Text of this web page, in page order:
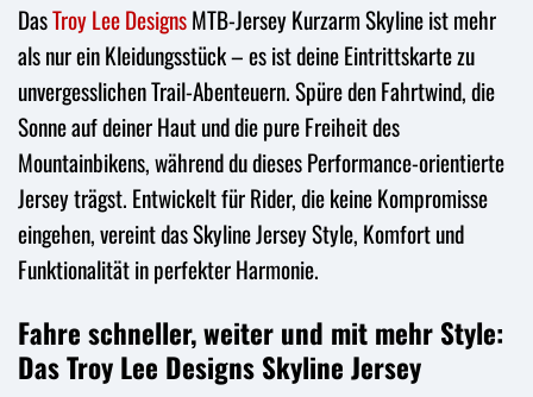
DasTroy Lee DesignsMTB-Jersey Kurzarm Skyline ist mehr
als nur ein Kleidungsstück – es ist deine Eintrittskarte zu
unvergesslichen Trail-Abenteuern. Spüre den Fahrtwind, die
Sonne auf deiner Haut und die pure Freiheit des
Mountainbikens, während du dieses Performance-orientierte
Jersey trägst. Entwickelt für Rider, die keine Kompromisse
eingehen, vereint das Skyline Jersey Style, Komfort und
Funktionalität in perfekter Harmonie.
Fahre schneller, weiter und mit mehr Style:
Das Troy Lee Designs Skyline Jersey